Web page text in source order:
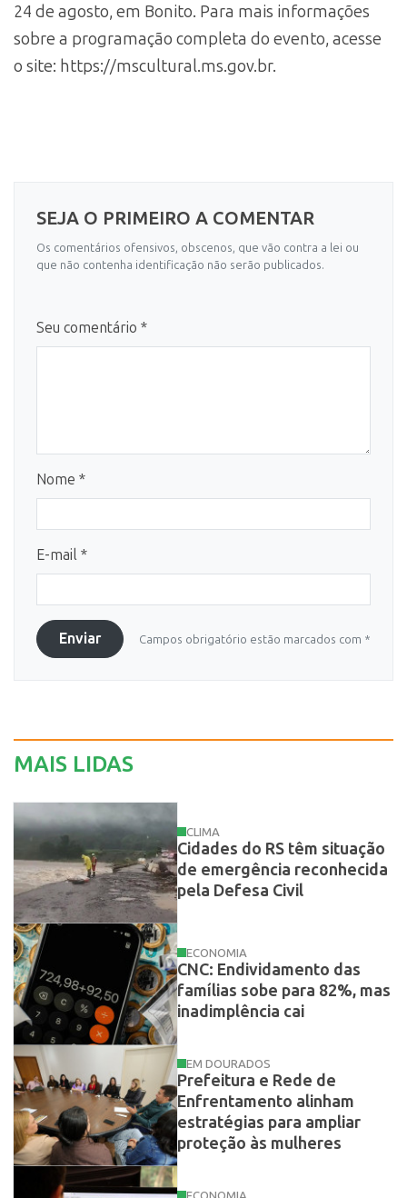
24 de agosto, em Bonito. Para mais informações
sobre a programação completa do evento, acesse
o site: https://mscultural.ms.gov.br.
SEJA O PRIMEIRO A COMENTAR
Os comentários ofensivos, obscenos, que vão contra a lei ou
que não contenha identificação não serão publicados.
Seu comentário *
Nome *
E-mail *
Enviar Campos obrigatório estão marcados com *
MAIS LIDAS
CLIMA
Cidades do RS têm situação
de emergência reconhecida
pela Defesa Civil
ECONOMIA
CNC: Endividamento das
famílias sobe para 82%, mas
inadimplência cai
EM DOURADOS
Prefeitura e Rede de
Enfrentamento alinham
estratégias para ampliar
proteção às mulheres